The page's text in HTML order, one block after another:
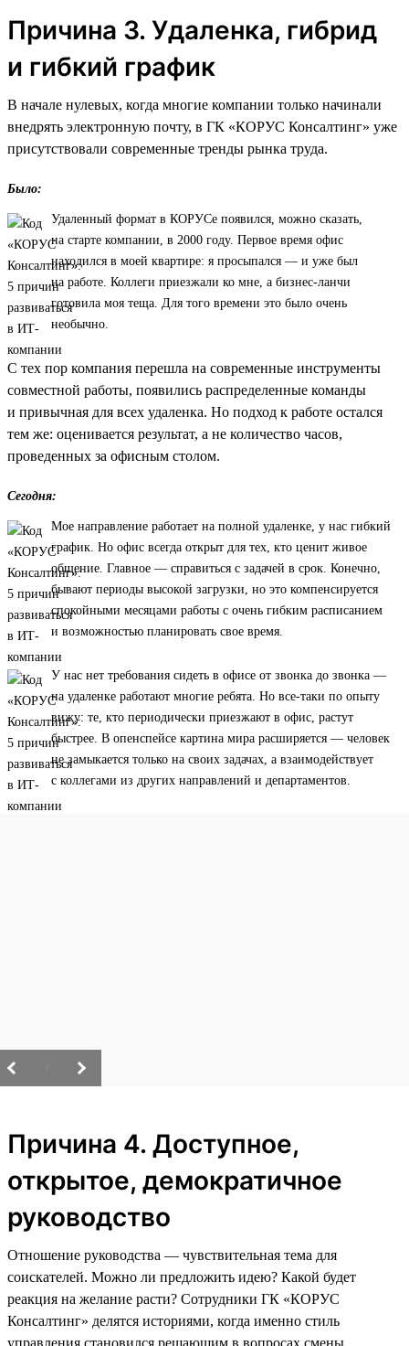
Причина 3. Удаленка, гибрид
и гибкий график
В начале нулевых, когда многие компании только начинали
внедрять электронную почту, в ГК «КОРУС Консалтинг» уже
присутствовали современные тренды рынка труда.
Было:
Удаленный формат в КОРУСе появился, можно сказать,
на старте компании, в 2000 году. Первое время офис
находился в моей квартире: я просыпался — и уже был
на работе. Коллеги приезжали ко мне, а бизнес-ланчи
готовила моя теща. Для того времени это было очень
необычно.
С тех пор компания перешла на современные инструменты
совместной работы, появились распределенные команды
и привычная для всех удаленка. Но подход к работе остался
тем же: оценивается результат, а не количество часов,
проведенных за офисным столом.
Сегодня:
Мое направление работает на полной удаленке, у нас гибкий
график. Но офис всегда открыт для тех, кто ценит живое
общение. Главное — справиться с задачей в срок. Конечно,
бывают периоды высокой загрузки, но это компенсируется
спокойными месяцами работы с очень гибким расписанием
и возможностью планировать свое время.
У нас нет требования сидеть в офисе от звонка до звонка —
на удаленке работают многие ребята. Но все-таки по опыту
вижу: те, кто периодически приезжают в офис, растут
быстрее. В опенспейсе картина мира расширяется — человек
не замыкается только на своих задачах, а взаимодействует
с коллегами из других направлений и департаментов.
Причина 4. Доступное,
открытое, демократичное
руководство
Отношение руководства — чувствительная тема для
соискателей. Можно ли предложить идею? Какой будет
реакция на желание расти? Сотрудники ГК «КОРУС
Консалтинг» делятся историями, когда именно стиль
управления становился решающим в вопросах смены